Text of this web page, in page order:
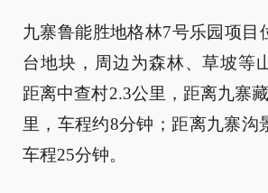
九寨鲁能胜地格林7号乐园项目
台地块，周边为森林、草坡等
距离中查村2.3公里，距离九寨
里，车程约8分钟；距离九寨沟
车程25分钟。